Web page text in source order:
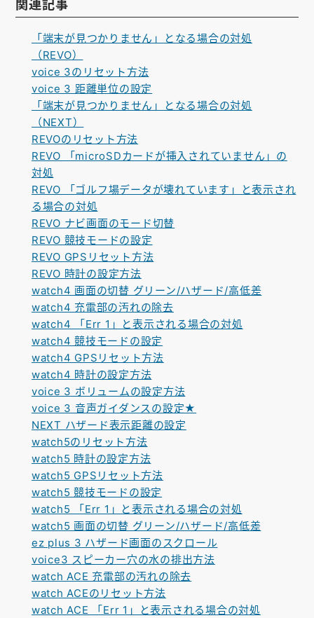
関連記事
「端末が見つかりません」となる場合の対処
（REVO）
voice 3のリセット方法
voice 3 距離単位の設定
「端末が見つかりません」となる場合の対処
（NEXT）
REVOのリセット方法
REVO 「microSDカードが挿入されていません」の
対処
REVO 「ゴルフ場データが壊れています」と表示され
る場合の対処
REVO ナビ画面のモード切替
REVO 競技モードの設定
REVO GPSリセット方法
REVO 時計の設定方法
watch4 画面の切替 グリーン/ハザード/高低差
watch4 充電部の汚れの除去
watch4 「Err 1」と表示される場合の対処
watch4 競技モードの設定
watch4 GPSリセット方法
watch4 時計の設定方法
voice 3 ボリュームの設定方法
voice 3 音声ガイダンスの設定★
NEXT ハザード表示距離の設定
watch5のリセット方法
watch5 時計の設定方法
watch5 GPSリセット方法
watch5 競技モードの設定
watch5 「Err 1」と表示される場合の対処
watch5 画面の切替 グリーン/ハザード/高低差
ez plus 3 ハザード画面のスクロール
voice3 スピーカー穴の水の排出方法
watch ACE 充電部の汚れの除去
watch ACEのリセット方法
watch ACE 「Err 1」と表示される場合の対処